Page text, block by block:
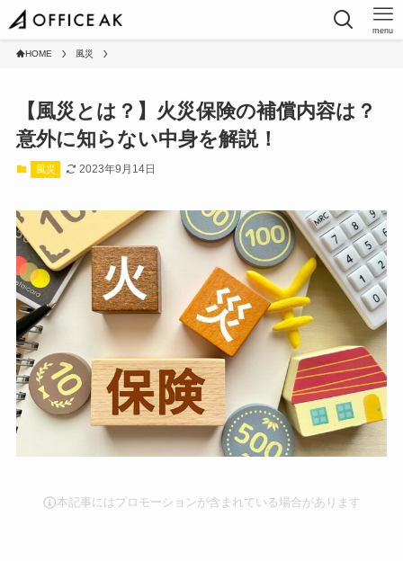
menu
HOME 風災
【風災とは？】火災保険の補償内容は？
意外に知らない中身を解説！
風災 2023年9月14日
本記事にはプロモーションが含まれている場合があります